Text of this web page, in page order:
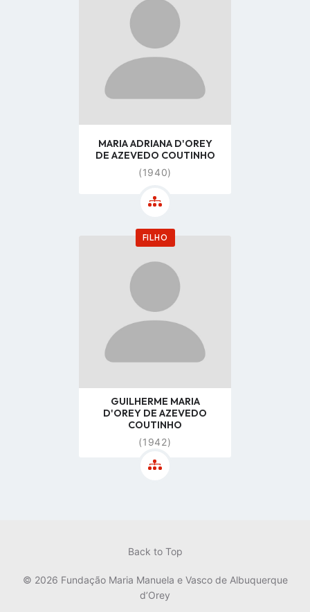
profile
page
MARIA ADRIANA D'OREY
DE AZEVEDO COUTINHO
(1940)
FILHO
Go
profile
page
GUILHERME MARIA
D'OREY DE AZEVEDO
COUTINHO
(1942)
Back to Top
© 2026 Fundação Maria Manuela e Vasco de Albuquerque
d’Orey